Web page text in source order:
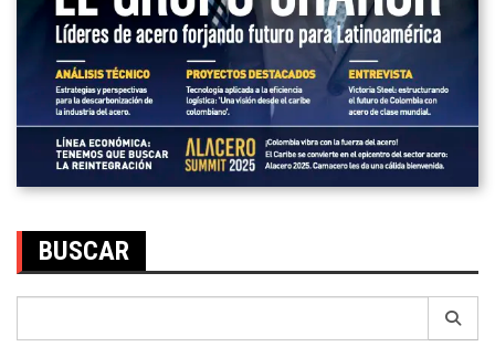
BUSCAR